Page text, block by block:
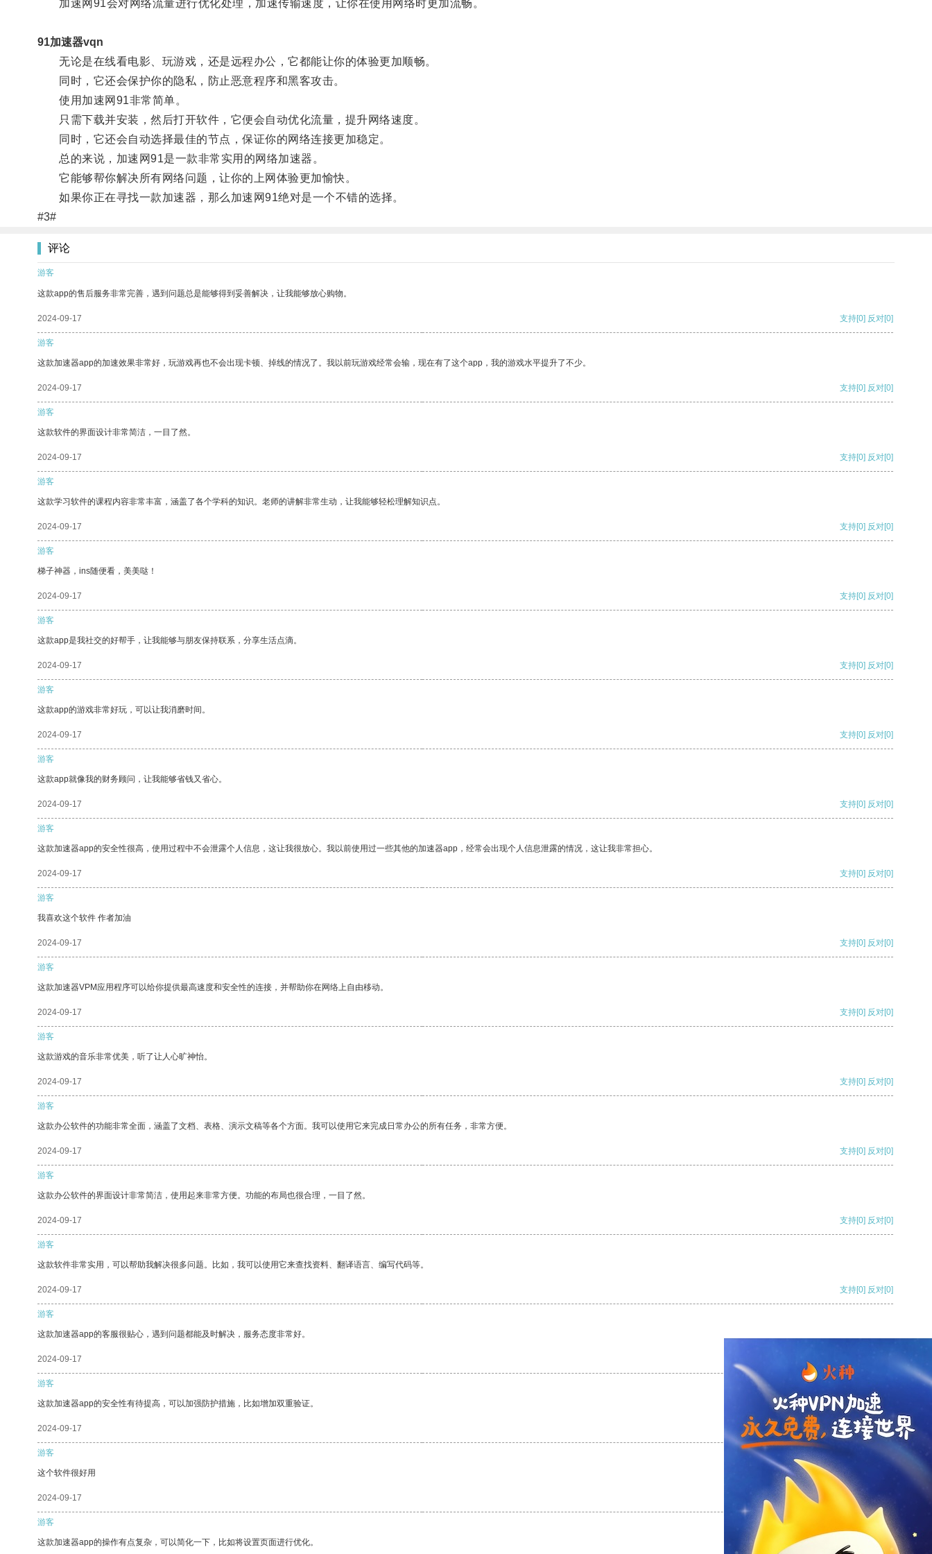
加速网91会对网络流量进行优化处理，加速传输速度，让你在使用网络时更加流畅。
91加速器vqn
无论是在线看电影、玩游戏，还是远程办公，它都能让你的体验更加顺畅。
同时，它还会保护你的隐私，防止恶意程序和黑客攻击。
使用加速网91非常简单。
只需下载并安装，然后打开软件，它便会自动优化流量，提升网络速度。
同时，它还会自动选择最佳的节点，保证你的网络连接更加稳定。
总的来说，加速网91是一款非常实用的网络加速器。
它能够帮你解决所有网络问题，让你的上网体验更加愉快。
如果你正在寻找一款加速器，那么加速网91绝对是一个不错的选择。
#3#
评论
游客
这款app的售后服务非常完善，遇到问题总是能够得到妥善解决，让我能够放心购物。
2024-09-17 支持[0] 反对[0]
游客
这款加速器app的加速效果非常好，玩游戏再也不会出现卡顿、掉线的情况了。我以前玩游戏经常会输，现在有了这个app，我的游戏水平提升了不少。
2024-09-17 支持[0] 反对[0]
游客
这款软件的界面设计非常简洁，一目了然。
2024-09-17 支持[0] 反对[0]
游客
这款学习软件的课程内容非常丰富，涵盖了各个学科的知识。老师的讲解非常生动，让我能够轻松理解知识点。
2024-09-17 支持[0] 反对[0]
游客
梯子神器，ins随便看，美美哒！
2024-09-17 支持[0] 反对[0]
游客
这款app是我社交的好帮手，让我能够与朋友保持联系，分享生活点滴。
2024-09-17 支持[0] 反对[0]
游客
这款app的游戏非常好玩，可以让我消磨时间。
2024-09-17 支持[0] 反对[0]
游客
这款app就像我的财务顾问，让我能够省钱又省心。
2024-09-17 支持[0] 反对[0]
游客
这款加速器app的安全性很高，使用过程中不会泄露个人信息，这让我很放心。我以前使用过一些其他的加速器app，经常会出现个人信息泄露的情况，这让我非常担心。
2024-09-17 支持[0] 反对[0]
游客
我喜欢这个软件 作者加油
2024-09-17 支持[0] 反对[0]
游客
这款加速器VPM应用程序可以给你提供最高速度和安全性的连接，并帮助你在网络上自由移动。
2024-09-17 支持[0] 反对[0]
游客
这款游戏的音乐非常优美，听了让人心旷神怡。
2024-09-17 支持[0] 反对[0]
游客
这款办公软件的功能非常全面，涵盖了文档、表格、演示文稿等各个方面。我可以使用它来完成日常办公的所有任务，非常方便。
2024-09-17 支持[0] 反对[0]
游客
这款办公软件的界面设计非常简洁，使用起来非常方便。功能的布局也很合理，一目了然。
2024-09-17 支持[0] 反对[0]
游客
这款软件非常实用，可以帮助我解决很多问题。比如，我可以使用它来查找资料、翻译语言、编写代码等。
2024-09-17 支持[0] 反对[0]
游客
这款加速器app的客服很贴心，遇到问题都能及时解决，服务态度非常好。
2024-09-17
游客
这款加速器app的安全性有待提高，可以加强防护措施，比如增加双重验证。
2024-09-17 支持 [0] 反对[0]
游客
这个软件很好用
2024-09-17 支持[0] 反对
游客
这款加速器app的操作有点复杂，可以简化一下，比如将设置页面进行优化。